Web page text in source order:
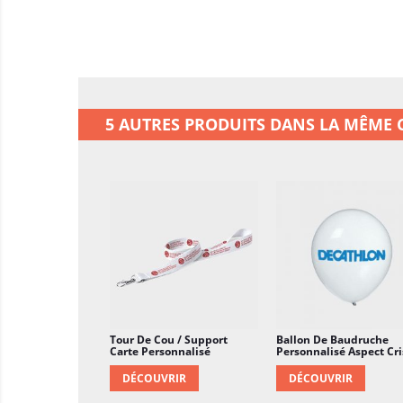
5 AUTRES PRODUITS DANS LA MÊME
Tour De Cou / Support
Carte Personnalisé
DÉCOUVRIR
Ballon De Baudruche
Personnalisé Aspect
DÉCOUVRIR